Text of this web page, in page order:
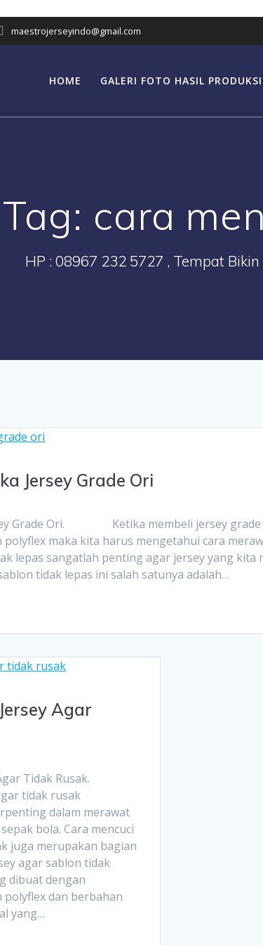
maestrojerseyindo@gmail.com
HOME GALERI FOTO HASIL
Tag: cara
HP : 08967 232 5727 , Tempat
Jersey Grade Ori
Grade Ori. Ketika membeli jersey grade
maka kita harus mengetahui cara
lepas sangatlah penting agar jersey yang kita
tidak lepas ini salah satunya adalah…
Agar
Agar Tidak Rusak.
tidak rusak
dalam merawat
bola. Cara mencuci
juga merupakan bagian
agar sablon tidak
dibuat dengan
dan berbahan
yang…